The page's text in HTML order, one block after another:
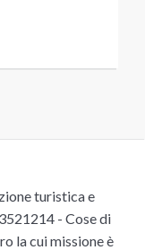
turistica e
- Cose di
la cui missione è